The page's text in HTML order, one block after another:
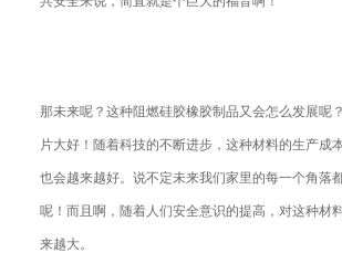
那未来呢？这种阻燃硅胶橡胶制品又会怎么发展呢
片大好！随着科技的不断进步，这种材料的生产成
也会越来越好。说不定未来我们家里的每一个角落
呢！而且啊，随着人们安全意识的提高，对这种材
来越大。